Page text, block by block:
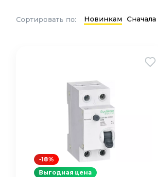
Сортировать по: Новинкам
-18%
Выгодная цена